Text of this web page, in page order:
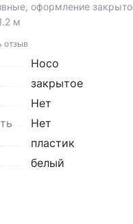
оформление
м
отзыв
Hoco
закрытое
Нет
Нет
пластик
белый